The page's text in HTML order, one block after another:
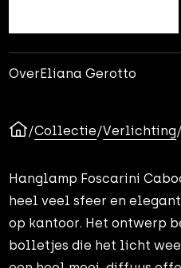
/Collectie/Verlichting/
Hanglamp Foscarini
heel veel sfeer en
op kantoor. Het ontwerp
bolletjes die het licht
OverEliana Gerotto